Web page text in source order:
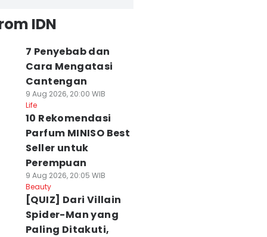
IDN
7 Penyebab dan
Cara Mengatasi
Cantengan
9 Aug 2026, 20:00 WIB
Life
10 Rekomendasi
Parfum MINISO Best
Seller untuk
Perempuan
9 Aug 2026, 20:05 WIB
Beauty
[QUIZ] Dari Villain
Spider-Man yang
Paling Ditakuti,